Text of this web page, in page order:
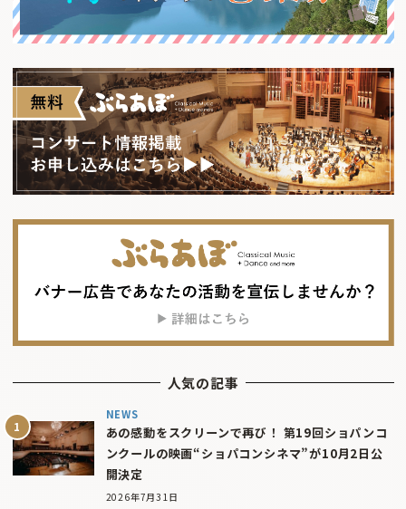
人気の記事
NEWS
あの感動をスクリーンで再び！ 第19回ショパンコ
ンクールの映画“ショパコンシネマ”が10月2日公
開決定
2026年7月31日